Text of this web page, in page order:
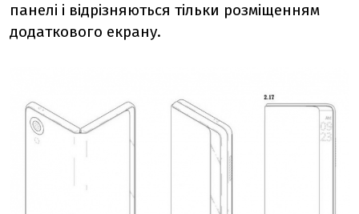
панелі і відрізняються тільки розміщенням
додаткового екрану.